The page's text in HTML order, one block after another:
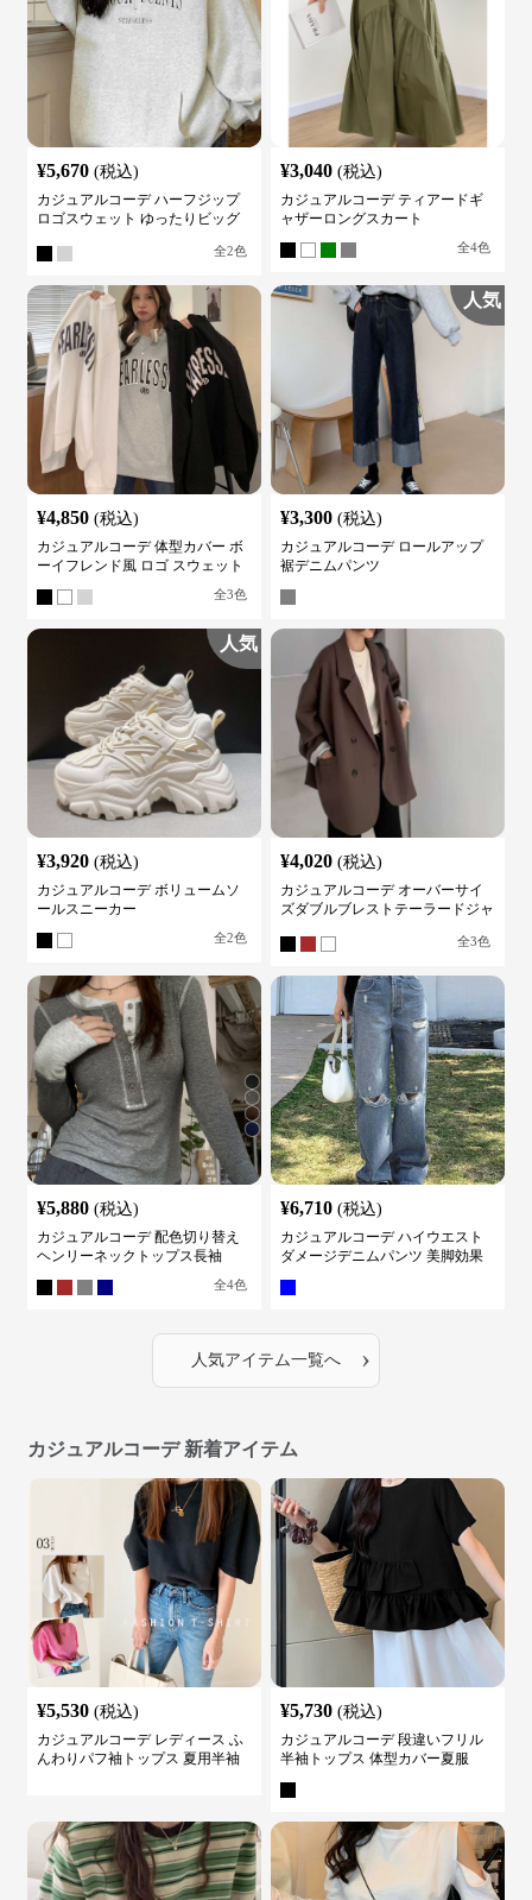
¥5,670 (税込)
カジュアルコーデ ハーフジップ
ロゴスウェット ゆったりビッグ
全2色
¥3,040 (税込)
カジュアルコーデ ティアードギ
ャザーロングスカート
全4色
¥4,850 (税込)
カジュアルコーデ 体型カバー ボ
ーイフレンド風 ロゴ スウェット
全3色
人気
¥3,300 (税込)
カジュアルコーデ ロールアップ
裾デニムパンツ
人気
¥3,920 (税込)
カジュアルコーデ ボリュームソ
ールスニーカー
全2色
¥4,020 (税込)
カジュアルコーデ オーバーサイ
ズダブルブレストテーラードジャ
全3色
¥5,880 (税込)
カジュアルコーデ 配色切り替え
ヘンリーネックトップス長袖
全4色
¥6,710 (税込)
カジュアルコーデ ハイウエスト
ダメージデニムパンツ 美脚効果
人気アイテム一覧へ ›
カジュアルコーデ 新着アイテム
¥5,530 (税込)
カジュアルコーデ レディース ふ
んわりパフ袖トップス 夏用半袖
¥5,730 (税込)
カジュアルコーデ 段違いフリル
半袖トップス 体型カバー夏服